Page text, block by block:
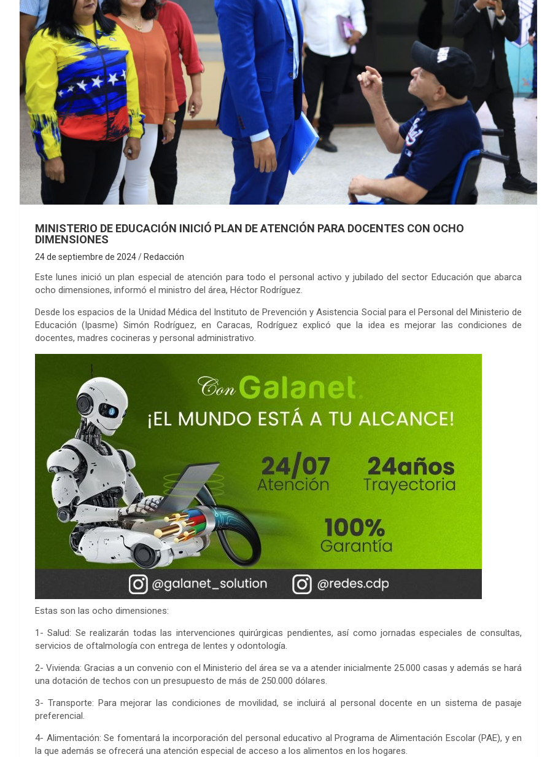
MINISTERIO DE EDUCACIÓN INICIÓ PLAN DE ATENCIÓN PARA DOCENTES CON OCHO
DIMENSIONES
24 de septiembre de 2024 Redacción
Este lunes inició un plan especial de atención para todo el personal activo y jubilado del sector Educación que abarca
ocho dimensiones, informó el ministro del área, Héctor Rodríguez.
Desde los espacios de la Unidad Médica del Instituto de Prevención y Asistencia Social para el Personal del Ministerio de
Educación (Ipasme) Simón Rodríguez, en Caracas, Rodríguez explicó que la idea es mejorar las condiciones de
docentes, madres cocineras y personal administrativo.
Estas son las ocho dimensiones:
1- Salud: Se realizarán todas las intervenciones quirúrgicas pendientes, así como jornadas especiales de consultas,
servicios de oftalmología con entrega de lentes y odontología.
2- Vivienda: Gracias a un convenio con el Ministerio del área se va a atender inicialmente 25.000 casas y además se hará
una dotación de techos con un presupuesto de más de 250.000 dólares.
3- Transporte: Para mejorar las condiciones de movilidad, se incluirá al personal docente en un sistema de pasaje
preferencial.
4- Alimentación: Se fomentará la incorporación del personal educativo al Programa de Alimentación Escolar (PAE), y en
la que además se ofrecerá una atención especial de acceso a los alimentos en los hogares.